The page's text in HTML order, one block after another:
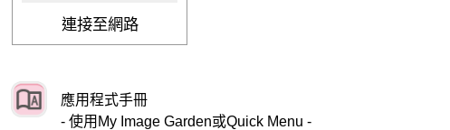
連接至網路
應用程式手冊
- 使用 My Image Garden或Quick Menu -